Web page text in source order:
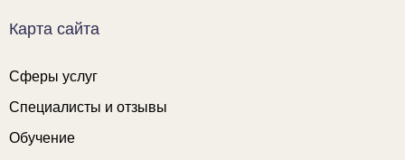
Карта сайта
Сферы услуг
Специалисты и отзывы
Обучение